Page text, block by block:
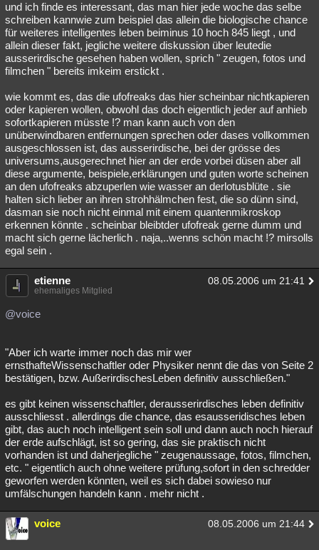
und ich finde es interessant, das man hier jede woche das selbe
schreiben kannwie zum beispiel das allein die biologische chance
für weiteres intelligentes leben beiminus 10 hoch 845 liegt , und
allein dieser fakt, jegliche weitere diskussion über leutedie
ausserirdische gesehen haben wollen, sprich " zeugen, fotos und
filmchen " bereits imkeim erstickt .
wie kommt es, das die ufofreaks das hier scheinbar nichtkapieren
oder kapieren wollen, obwohl das doch eigentlich jeder auf anhieb
sofortkapieren müsste !? man kann auch von den
unüberwindbaren entfernungen sprechen oder dases vollkommen
ausgeschlossen ist, das ausserirdische, bei der grösse des
universums,ausgerechnet hier an der erde vorbei düsen aber all
diese argumente, beispiele,erklärungen und guten worte scheinen
an den ufofreaks abzuperlen wie wasser an derlotusblüte . sie
halten sich lieber an ihren strohhälmchen fest, die so dünn sind,
dasman sie noch nicht einmal mit einem quantenmikroskop
erkennen könnte . scheinbar bleibtder ufofreak gerne dumm und
macht sich gerne lächerlich . naja,..wenns schön macht !? mirsolls
egal sein .
etienne 08.05.2006 um 21:41
ehemaliges Mitglied
@voice
"Aber ich warte immer noch das mir wer
ernsthafteWissenschaftler oder Physiker nennt die das von Seite 2
bestätigen, bzw. AußerirdischesLeben definitiv ausschließen."
es gibt keinen wissenschaftler, derausserirdisches leben definitiv
ausschliesst . allerdings die chance, das esausseridisches leben
gibt, das auch noch intelligent sein soll und dann auch noch hierauf
der erde aufschlägt, ist so gering, das sie praktisch nicht
vorhanden ist und daherjegliche " zeugenaussage, fotos, filmchen,
etc. " eigentlich auch ohne weitere prüfung,sofort in den schredder
geworfen werden könnten, weil es sich dabei sowieso nur
umfälschungen handeln kann . mehr nicht .
voice 08.05.2006 um 21:44